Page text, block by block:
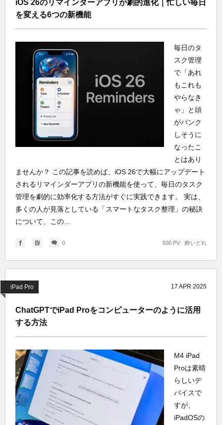
iOS 26のリマインダーアプリが劇的進化｜忙しい毎日
を変える6つの新機能
毎日のタ
スク管理
で「あれ
もこれも
やらなき
ゃ」と頭
がパンク
しそうに
なったこ
とはあり
ませんか？ この記事を読めば、iOS 26で大幅にアップデート
されるリマインダーアプリの新機能を使って、毎日のタスク
管理を劇的に効率化する方法がすぐに実践できます。 実は、
多くの人が見落としている「スマートなタスク整理」の秘訣
について、この...
0 酔いどれ
500 PV
iPad Pro 17 APR 2025
ChatGPTでiPad Proをコンピューターのように活用
する方法
M4 iPad
Proは素晴
らしいデ
バイスで
すが、
iPadOSの